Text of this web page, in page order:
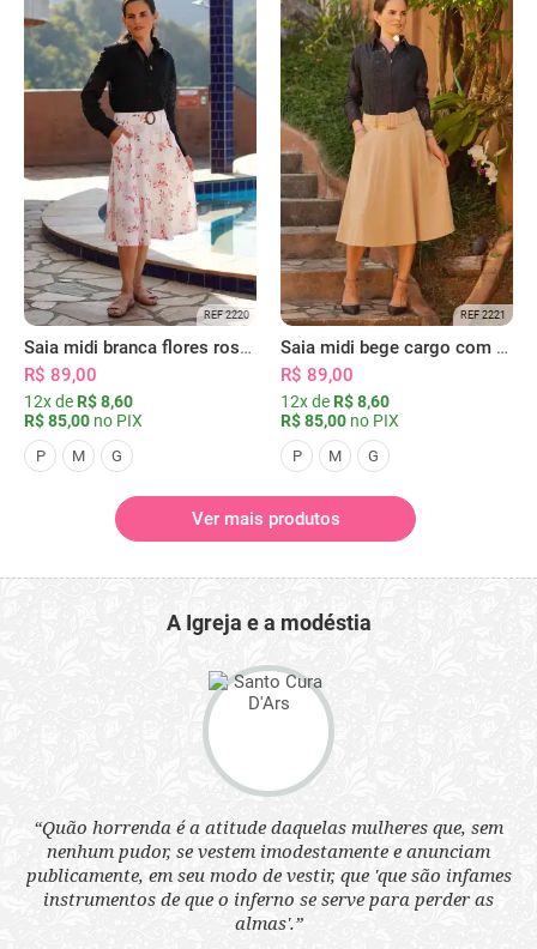
REF 2220
Saia midi branca flores rosas com bolsos
R$ 89,00
12x de R$ 8,60
R$ 85,00 no PIX
P M G
REF 2221
Saia midi bege cargo com bolsos
R$ 89,00
12x de R$ 8,60
R$ 85,00 no PIX
P M G
Ver mais produtos
A Igreja e a modéstia
“Quão horrenda é a atitude daquelas mulheres que, sem
nenhum pudor, se vestem imodestamente e anunciam
publicamente, em seu modo de vestir, que 'que são infames
instrumentos de que o inferno se serve para perder as
almas'.”